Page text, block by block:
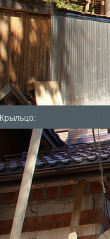
Крыльцо: